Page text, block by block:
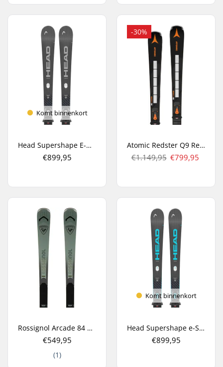
Komt binnenkort
Head Supershape E-Original SW + PRD 12 GW Carve Ski's
€899,95
-30%
Atomic Redster Q9 Revoshock S + I 12 GW Carve Ski's
€1.149,95 €799,95
Rossignol Arcade 84 All Mountain Ski's
€549,95
(1)
Komt binnenkort
Head Supershape e-Speed SW + PRD 12 GW Carve Ski's
€899,95